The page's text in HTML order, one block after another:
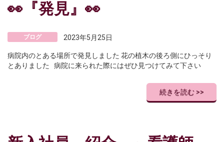
👀『発見』👀
ブログ 2023年5月25日
病院内のとある場所で発見しました 花の植木の後ろ側にひっそり
とありました 病院に来られた際にはぜひ見つけてみて下さい
続きを読む >>